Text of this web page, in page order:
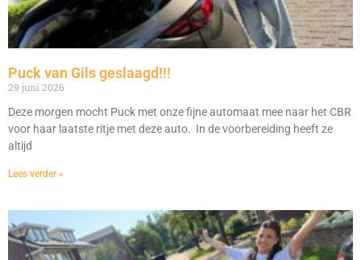
Puck van Gils geslaagd!!!
29 juni 2026
Deze morgen mocht Puck met onze fijne automaat mee naar het CBR
voor haar laatste ritje met deze auto. In de voorbereiding heeft ze
altijd
Lees verder »